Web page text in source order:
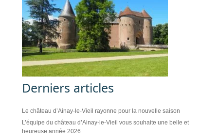
Derniers articles
Le château d’Ainay-le-Vieil rayonne pour la nouvelle saison
L’équipe du château d’Ainay-le-Vieil vous souhaite une belle et
heureuse année 2026